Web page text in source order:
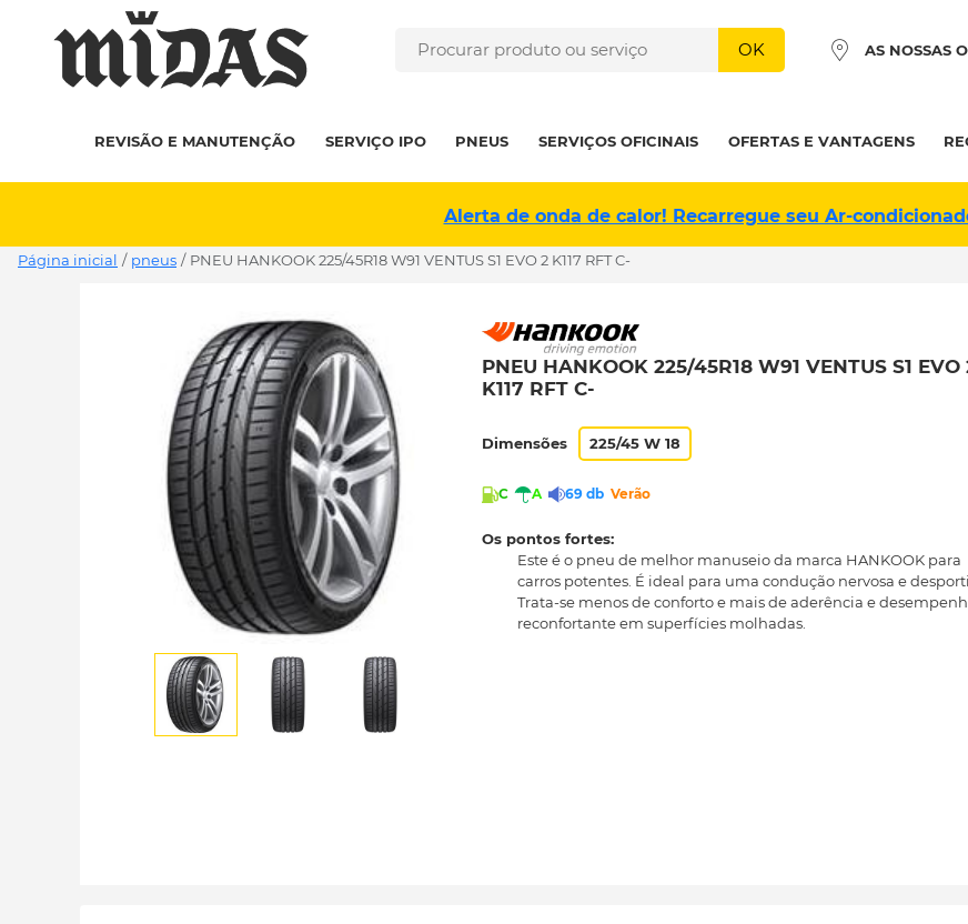
OK AS NOSSAS
REVISÃO E MANUTENÇÃO SERVIÇO IPO PNEUS SERVIÇOS OFICINAIS OFERTAS E VANTAGENS
Alerta de onda de calor! Recarregue seu Ar-
Página inicial / pneus / PNEU HANKOOK 225/45R18 W91 VENTUS S1 EVO 2 K117 RFT C-
PNEU HANKOOK 225/45R18 W91 VENTUS S1 EVO
K117 RFT C-
Dimensões 225/45 W 18
C A 69 db Verão
Os pontos fortes:
Este é o pneu de melhor manuseio da marca HANKOOK para
carros potentes. É ideal para uma condução nervosa e
Trata-se menos de conforto e mais de aderência e
reconfortante em superfícies molhadas.